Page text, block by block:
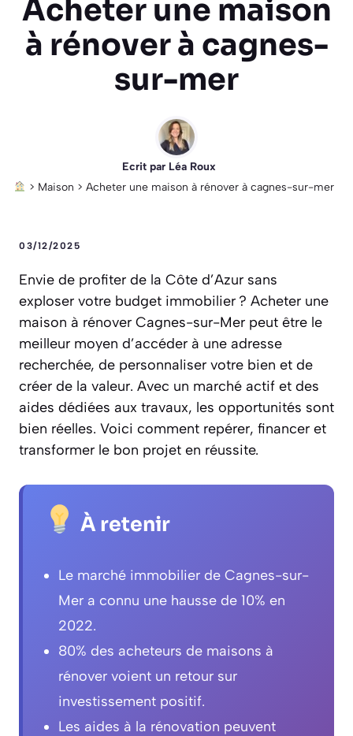
Acheter une maison
à rénover à cagnes-
sur-mer
Ecrit par Léa Roux
> Maison > Acheter une maison à rénover à cagnes-sur-mer
03/12/2025
Envie de profiter de la Côte d’Azur sans
exploser votre budget immobilier ? Acheter une
maison à rénover Cagnes-sur-Mer peut être le
meilleur moyen d’accéder à une adresse
recherchée, de personnaliser votre bien et de
créer de la valeur. Avec un marché actif et des
aides dédiées aux travaux, les opportunités sont
bien réelles. Voici comment repérer, financer et
transformer le bon projet en réussite.
À retenir
Le marché immobilier de Cagnes-sur-
Mer a connu une hausse de 10% en
2022.
80% des acheteurs de maisons à
rénover voient un retour sur
investissement positif.
Les aides à la rénovation peuvent